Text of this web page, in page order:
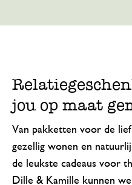
jou op maat
Van pakketten voor de
gezellig wonen en
de leukste cadeaus voor
Dille & Kamille kunnen